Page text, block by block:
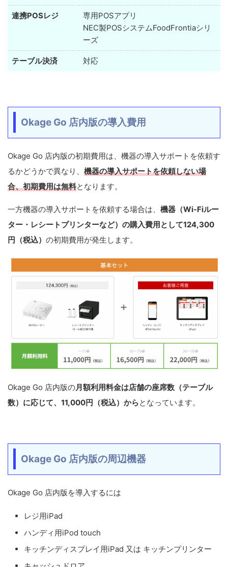
連携POSレジ
専用POSアプリ
NEC製POSシステムFoodFrontiaシリ
ーズ
テーブル決済 対応
Okage Go 店内版の導入費用
Okage Go 店内版の初期費用は、機器の導入サポートを依頼す
るかどうかで異なり、 機器の導入サポートを依頼しない場
合、初期費用は無料となります。
一方機器の導入サポートを依頼する場合は、 機器（Wi-Fiルー
ター・レシートプリンターなど）の購入費用として124,300
円（税込） の初期費用が発生します。
Okage Go 店内版の月額利用料金は店舗の座席数（テーブル
数）に応じて、11,000円（税込）からとなっています。
Okage Go 店内版の周辺機器
Okage Go 店内版を導入するには
レジ用iPad
ハンディ用iPod touch
キッチンディスプレイ用iPad 又は キッチンプリンター